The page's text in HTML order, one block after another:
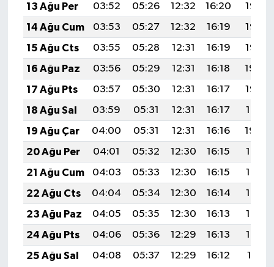
13 Ağu Per
03:52 05:26 12:32 16:20
19:28
14 Ağu Cum
03:53 05:27 12:32 16:19
19:26
15 Ağu Cts
03:55 05:28 12:31 16:19
19:25
16 Ağu Paz
03:56 05:29 12:31 16:18
19:24
17 Ağu Pts
03:57 05:30 12:31 16:17
19:22
18 Ağu Sal
03:59 05:31 12:31 16:17
19:21
19 Ağu Çar
04:00 05:31 12:31 16:16
19:20
20 Ağu Per
04:01 05:32 12:30 16:15
19:18
21 Ağu Cum
04:03 05:33 12:30 16:15
19:17
22 Ağu Cts
04:04 05:34 12:30 16:14
19:16
23 Ağu Paz
04:05 05:35 12:30 16:13
19:14
24 Ağu Pts
04:06 05:36 12:29 16:13
19:13
25 Ağu Sal
04:08 05:37 12:29 16:12 19:11